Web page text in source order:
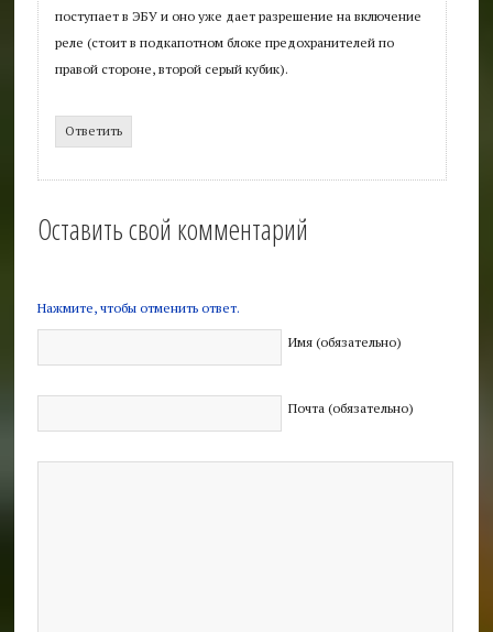
поступает в ЭБУ и оно уже дает разрешение на включение
реле (стоит в подкапотном блоке предохранителей по
правой стороне, второй серый кубик).
Ответить
Оставить свой комментарий
Нажмите, чтобы отменить ответ.
Имя (обязательно)
Почта (обязательно)